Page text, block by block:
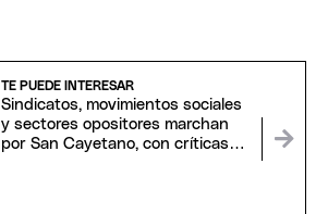
TE PUEDE INTERESAR
Sindicatos, movimientos sociales
y sectores opositores marchan
por San Cayetano, con críticas al